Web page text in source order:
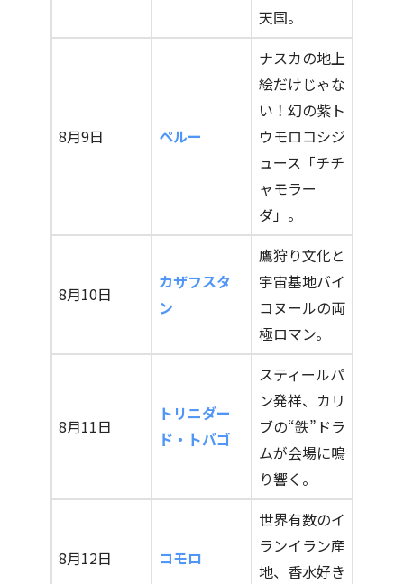
天国。
8月9日 ペルー
ナスカの地上
絵だけじゃな
い！幻の紫ト
ウモロコシジ
ュース「チチ
ャモラー
ダ」。
8月10日
カザフスタ
ン
鷹狩り文化と
宇宙基地バイ
コヌールの両
極ロマン。
8月11日
トリニダー
ド・トバゴ
スティールパ
ン発祥、カリ
ブの“鉄”ドラ
ムが会場に鳴
り響く。
8月12日 コモロ
世界有数のイ
ランイラン産
地、香水好き